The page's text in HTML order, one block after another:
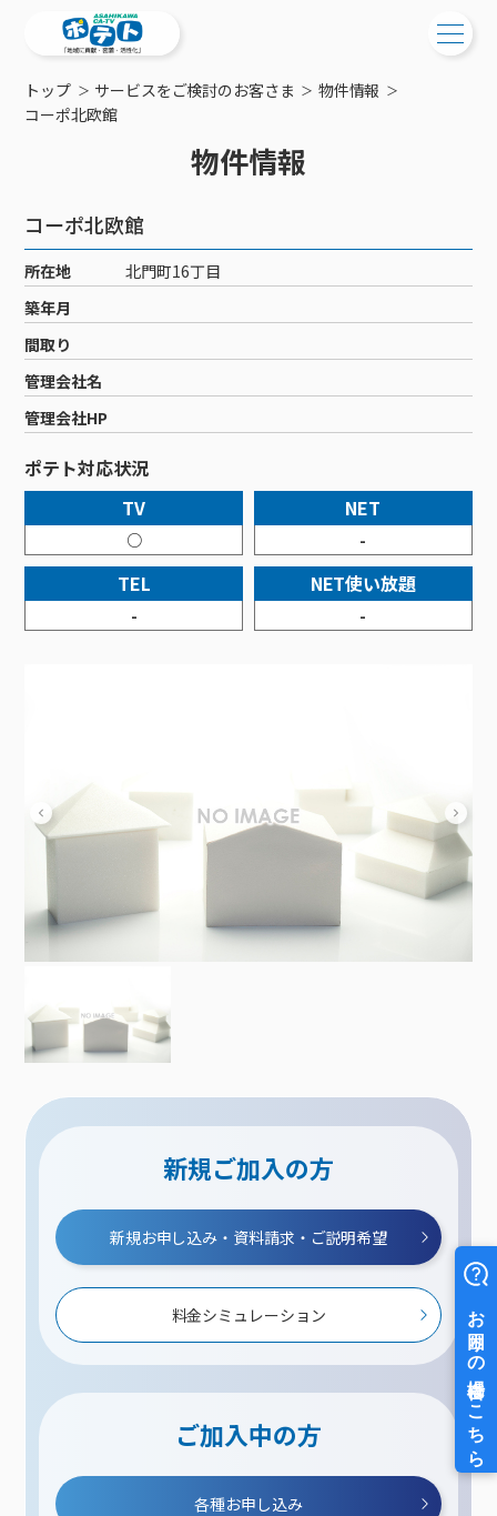
ご検討中の方
工事・配線について
新居をご検討中の方へ
ポテトを導入している集合住宅
物件情報
特典・キャンペーン
おトクな割引サービス
ご加入中の方
ご加入中のサービス確認・変更
WEBメール
サポートサービス
サポートサービストップ
リモートコール
回線速度測定
接続・設定⽅法
訪問サポート＆サポートパックサービス料⾦表
新着情報
メンテナンス・障害情報
ポテトからのプレゼント
イベントカレンダー
講座のご案内
サービス案内
サービス案内
ケーブルテレビ
ケーブルテレビトップ
チャンネル紹介
料⾦プラン
NHK衛星受信料団体⼀括⽀払
機器⼀覧
インターネット
インターネットトップ
料⾦プラン
Wi-Fiサービス
ポテトホーム防犯カメラ
オプションサービス
インターネットギガシェアプラン
固定電話
固定電話トップ
基本料⾦・通話料⾦
オプションサービス
auスマートバリュー
auまとめトーク
ポテトスマートフォントップ
料⾦プラン
機種⼀覧
オプションサービス
でんき
でんきトップ
ポラリンでんき×ポテト
ポテトでんき
暮らしを快適にするサービス
暮らしを快適にするサービストップ
ポテトライフメール
コミチャン
お困りの方はこちら
会社案内
メンテナンス
障害情報
トップ サービスをご検討のお客さま
物件情報
コーポ北欧館
物件情報
コーポ北欧館
所在地
北門町16丁目
築年月
間取り
管理会社名
管理会社HP
ポテト対応状況
TV
○
NET
-
TEL
-
NET使い放題
-
新規ご加入の方
新規お申し込み・資料請求・ご説明希望
料金シミュレーション
ご加入中の方
各種お申し込み